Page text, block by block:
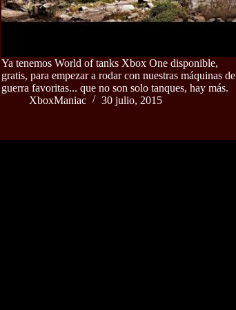
Ya tenemos World of tanks Xbox One disponible,
gratis, para empezar a rodar con nuestras máquinas de
guerra favoritas... que no son solo tanques, hay más.
XboxManiac
30 julio, 2015